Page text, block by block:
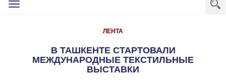
Toggle
ЛЕНТА
В ТАШКЕНТЕ СТАРТОВАЛИ
МЕЖДУНАРОДНЫЕ ТЕКСТИЛЬНЫЕ
ВЫСТАВКИ